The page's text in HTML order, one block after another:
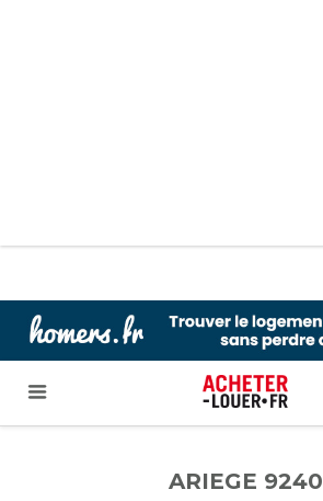
ARIEGE 9240